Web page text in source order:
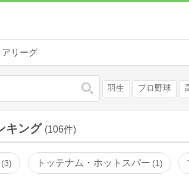
アリーグ
検索 羽生 プロ野球
キング (106件)
3 トッテナム・ホットスパー 1